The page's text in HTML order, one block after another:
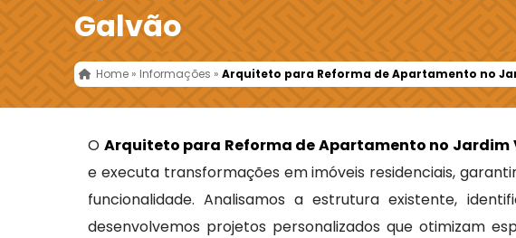
Galvão
Home » Informações »Arquiteto para Reforma de Apartamento no
O Arquiteto para Reforma de Apartamento no Jardim
e executa transformações em imóveis residenciais,
funcionalidade. Analisamos a estrutura existente,
desenvolvemos projetos personalizados que otimizam